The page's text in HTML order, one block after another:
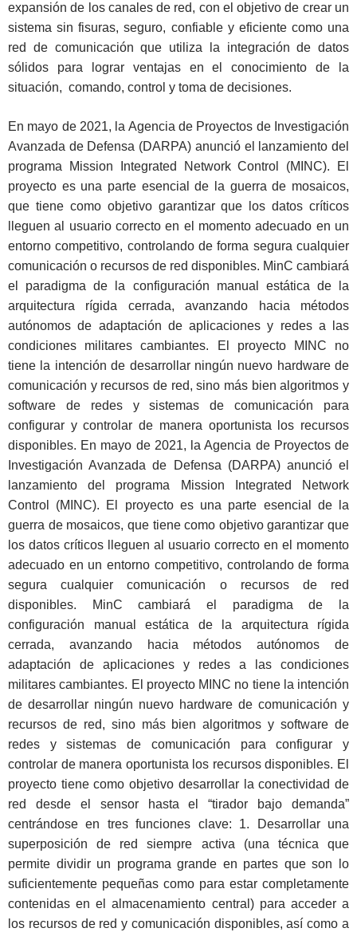
expansión de los canales de red, con el objetivo de crear un
sistema sin fisuras, seguro, confiable y eficiente como una
red de comunicación que utiliza la integración de datos
sólidos para lograr ventajas en el conocimiento de la
situación, comando, control y toma de decisiones.
En mayo de 2021, la Agencia de Proyectos de Investigación
Avanzada de Defensa (DARPA) anunció el lanzamiento del
programa Mission Integrated Network Control (MINC). El
proyecto es una parte esencial de la guerra de mosaicos,
que tiene como objetivo garantizar que los datos críticos
lleguen al usuario correcto en el momento adecuado en un
entorno competitivo, controlando de forma segura cualquier
comunicación o recursos de red disponibles. MinC cambiará
el paradigma de la configuración manual estática de la
arquitectura rígida cerrada, avanzando hacia métodos
autónomos de adaptación de aplicaciones y redes a las
condiciones militares cambiantes. El proyecto MINC no
tiene la intención de desarrollar ningún nuevo hardware de
comunicación y recursos de red, sino más bien algoritmos y
software de redes y sistemas de comunicación para
configurar y controlar de manera oportunista los recursos
disponibles. En mayo de 2021, la Agencia de Proyectos de
Investigación Avanzada de Defensa (DARPA) anunció el
lanzamiento del programa Mission Integrated Network
Control (MINC). El proyecto es una parte esencial de la
guerra de mosaicos, que tiene como objetivo garantizar que
los datos críticos lleguen al usuario correcto en el momento
adecuado en un entorno competitivo, controlando de forma
segura cualquier comunicación o recursos de red
disponibles. MinC cambiará el paradigma de la
configuración manual estática de la arquitectura rígida
cerrada, avanzando hacia métodos autónomos de
adaptación de aplicaciones y redes a las condiciones
militares cambiantes. El proyecto MINC no tiene la intención
de desarrollar ningún nuevo hardware de comunicación y
recursos de red, sino más bien algoritmos y software de
redes y sistemas de comunicación para configurar y
controlar de manera oportunista los recursos disponibles. El
proyecto tiene como objetivo desarrollar la conectividad de
red desde el sensor hasta el “tirador bajo demanda”
centrándose en tres funciones clave: 1. Desarrollar una
superposición de red siempre activa (una técnica que
permite dividir un programa grande en partes que son lo
suficientemente pequeñas como para estar completamente
contenidas en el almacenamiento central) para acceder a
los recursos de red y comunicación disponibles, así como a